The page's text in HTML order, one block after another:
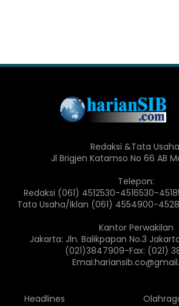
Redaksi &Tata
Jl Brigjen Katamso No 66 AB
Telepon:
Redaksi (061) 4512530-4516530-
Tata Usaha/Iklan (061) 4554900-
Kantor Perwakilan
Jakarta: Jln. Balikpapan No.3
(021)3847909-Fax: (021)
Headlines